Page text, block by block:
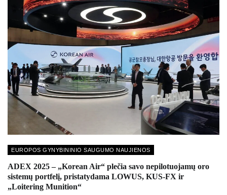
EUROPOS GYNYBININIO SAUGUMO NAUJIENOS
ADEX 2025 – „Korean Air“ plečia savo nepilotuojamų oro
sistemų portfelį, pristatydama LOWUS, KUS-FX ir
„Loitering Munition“